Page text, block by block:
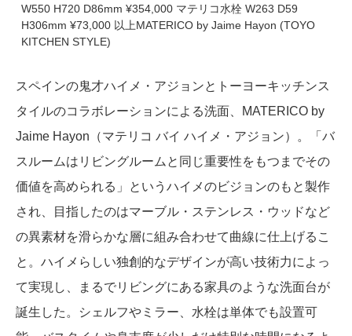
W550 H720 D86mm ¥354,000 マテリコ水栓 W263 D59
H306mm ¥73,000 以上MATERICO by Jaime Hayon (TOYO
KITCHEN STYLE)
スペインの鬼才ハイメ・アジョンとトーヨーキッチンス
タイルのコラボレーションによる洗面、MATERICO by
Jaime Hayon（マテリコ バイ ハイメ・アジョン）。「バ
スルームはリビングルームと同じ重要性をもつまでその
価値を高められる」というハイメのビジョンのもと製作
され、目指したのはマーブル・ステンレス・ウッドなど
の異素材を滑らかな層に組み合わせて曲線に仕上げるこ
と。ハイメらしい独創的なデザインが高い技術力によっ
て実現し、まるでリビングにある家具のような洗面台が
誕生した。シェルフやミラー、水栓は単体でも設置可